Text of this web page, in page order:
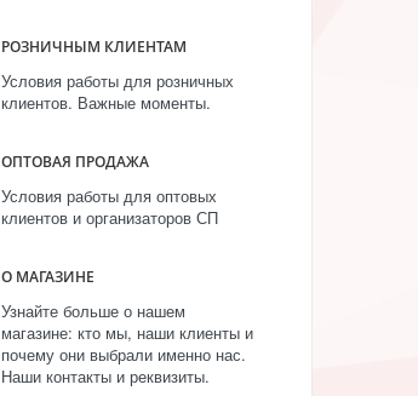
РОЗНИЧНЫМ КЛИЕНТАМ
Условия работы для розничных
клиентов. Важные моменты.
ОПТОВАЯ ПРОДАЖА
Условия работы для оптовых
клиентов и организаторов СП
О МАГАЗИНЕ
Узнайте больше о нашем
магазине: кто мы, наши клиенты и
почему они выбрали именно нас.
Наши контакты и реквизиты.